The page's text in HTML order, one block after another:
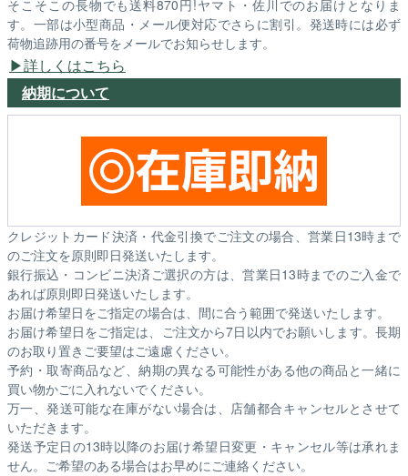
そこそこの長物でも送料870円!ヤマト・佐川でのお届けとなりま
す。一部は小型商品・メール便対応でさらに割引。発送時には必ず
荷物追跡用の番号をメールでお知らせします。
詳しくはこちら
納期について
クレジットカード決済・代金引換でご注文の場合、営業日13時まで
のご注文を原則即日発送いたします。
銀行振込・コンビニ決済ご選択の方は、営業日13時までのご入金で
あれば原則即日発送いたします。
お届け希望日をご指定の場合は、間に合う範囲で発送いたします。
お届け希望日をご指定は、ご注文から7日以内でお願いします。長期
のお取り置きご要望はご遠慮ください。
予約・取寄商品など、納期の異なる可能性がある他の商品と一緒に
買い物かごに入れないでください。
万一、発送可能な在庫がない場合は、店舗都合キャンセルとさせて
いただきます。
発送予定日の13時以降のお届け希望日変更・キャンセル等は承れま
せん。ご希望のある場合はお早めにご連絡ください。